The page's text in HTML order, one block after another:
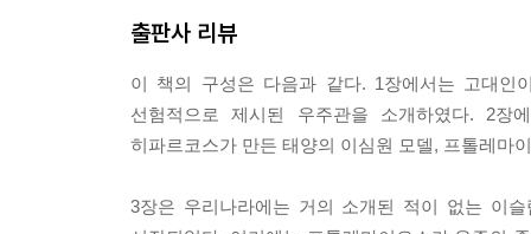
대학, 도서관 등이 지어지면서 알렉산드리아 못
카데미아 등 몇백 년을 이어오던 학교들을 폐쇄해
몰려들 어 준디샤푸르는 국제적인 도시로 성장했
--- p.84~85
출판사 리뷰
이 책의 구성은 다음과 같다. 1장에서는 고대인
선험적으로 제시된 우주관을 소개하였다. 2
히파르코스가 만든 태양의 이심원 모델, 프톨레마
3장은 우리나라에는 거의 소개된 적이 없는 이